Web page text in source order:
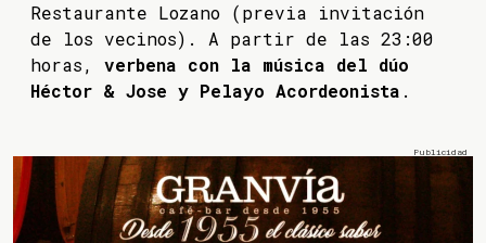
Restaurante Lozano (previa invitación
de los vecinos). A partir de las 23:00
horas, verbena con la música del dúo
Héctor & Jose y Pelayo Acordeonista .